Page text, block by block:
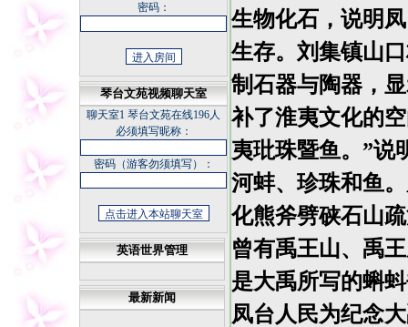
密码：
琴台文苑视频聊天室
聊天室1 琴台文苑在线196人
必须填写昵称：
密码（游客勿须填写）：
英语世界管理
最新新闻
生物化石，说明
生存。刘集镇山
制石器与陶器，
补了淮夷文化的
夷玭珠暨鱼。”说
河蚌、珍珠和鱼
化熊斧劈硖石山
曾有禹王山、禹
是大禹所写的蝌
凤台人民为纪念